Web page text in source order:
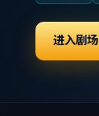
进入剧场